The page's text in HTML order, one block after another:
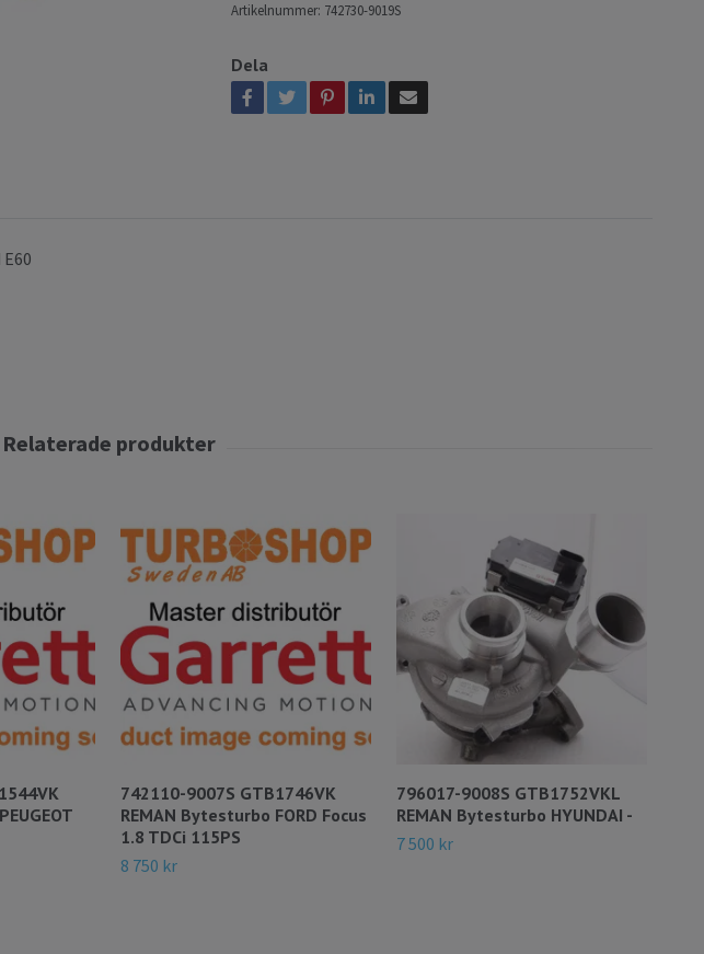
Artikelnummer: 742730-9019S
Dela
742110-9007S GTB1746VK
REMAN Bytesturbo FORD Focus
1.8 TDCi 115PS
8 750 kr
796017-9008S GTB1752VKL
REMAN Bytesturbo HYUNDAI -
7 500 kr